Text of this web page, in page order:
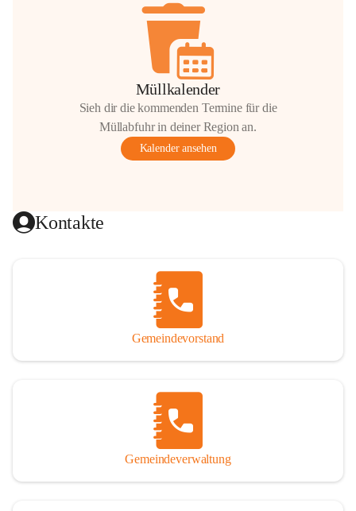
Müllkalender
Sieh dir die kommenden Termine für die
Müllabfuhr in deiner Region an.
Kalender ansehen
Kontakte
Gemeindevorstand
Gemeindeverwaltung